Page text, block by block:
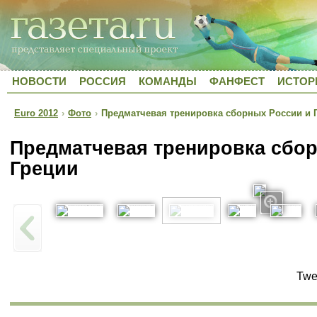
НОВОСТИ РОССИЯ КОМАНДЫ ФАНФЕСТ
Euro 2012 › Фото › Предматчевая тренировка сборных России и
Предматчевая тренировка
Греции